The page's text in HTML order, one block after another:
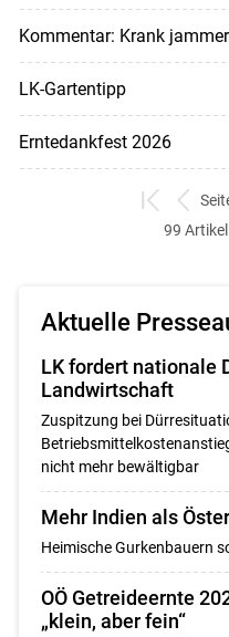
Kommentar: Krank
LK-Gartentipp
Erntedankfest 2026
zum
ersten
zurück
zum
99
Aktuelle
LK fordert nationale
Landwirtschaft
Zuspitzung bei
nicht mehr bewältigbar
Mehr Indien als
Heimische Gurkenbauern
OÖ Getreideernte
„klein, aber fein“